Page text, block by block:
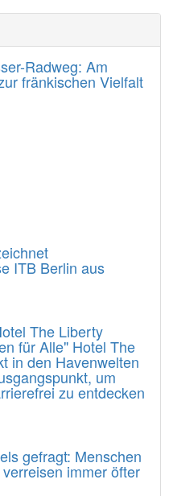
Radweg: Am
fränkischen Vielfalt
ITB Berlin aus
The Liberty
für Alle" Hotel The
in den Havenwelten
um
zu entdecken
gefragt: Menschen
immer öfter